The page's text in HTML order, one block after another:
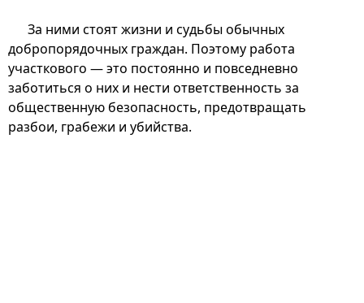
За ними стоят жизни и судьбы обычных
добропорядочных граждан. Поэтому работа
участкового — это постоянно и повседневно
заботиться о них и нести ответственность за
общественную безопасность, предотвращать
разбои, грабежи и убийства.